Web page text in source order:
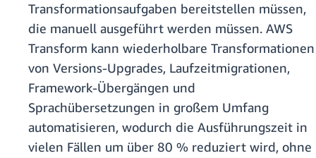
Transformationsaufgaben bereitstellen müssen,
die manuell ausgeführt werden müssen. AWS
Transform kann wiederholbare Transformationen
von Versions-Upgrades, Laufzeitmigrationen,
Framework-Übergängen und
Sprachübersetzungen in großem Umfang
automatisieren, wodurch die Ausführungszeit in
vielen Fällen um über 80 % reduziert wird, ohne